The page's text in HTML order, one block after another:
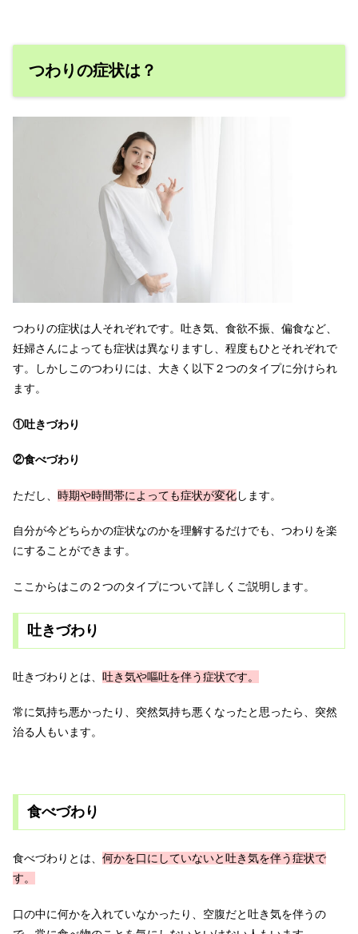
つわりの症状は？
つわりの症状は人それぞれです。吐き気、食欲不振、偏食など、
妊婦さんによっても症状は異なりますし、程度もひとそれぞれで
す。しかしこのつわりには、大きく以下２つのタイプに分けられ
ます。
①吐きづわり
②食べづわり
ただし、 時期や時間帯によっても症状が変化します。
自分が今どちらかの症状なのかを理解するだけでも、つわりを楽
にすることができます。
ここからはこの２つのタイプについて詳しくご説明します。
吐きづわり
吐きづわりとは、 吐き気や嘔吐を伴う症状です。
常に気持ち悪かったり、突然気持ち悪くなったと思ったら、突然
治る人もいます。
食べづわり
食べづわりとは、 何かを口にしていないと吐き気を伴う症状で
す。
口の中に何かを入れていなかったり、空腹だと吐き気を伴うの